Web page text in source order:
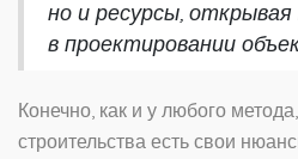
но и ресурсы,
в проектировании
Конечно, как и у любого
строительства есть свои